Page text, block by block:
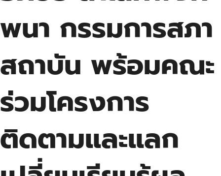
พนา กรรมการสภา
สถาบัน พร้อมคณะ
ร่วมโครงการ
ติดตามและแลก